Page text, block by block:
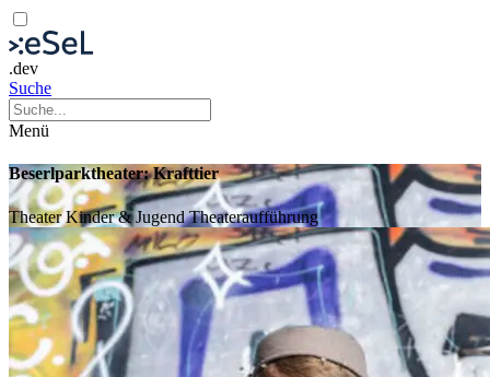
.dev
Suche
Menü
Beserlparktheater: Krafttier
TheaterKinder & JugendTheateraufführung